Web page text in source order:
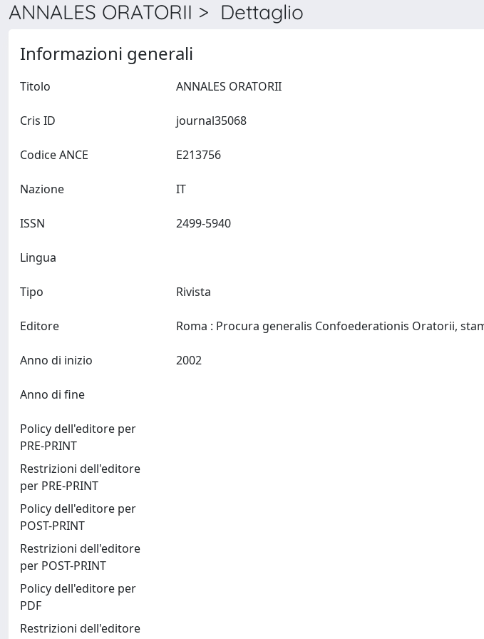
ANNALES ORATORII > Dettaglio
Informazioni generali
Titolo
Cris ID
Codice ANCE
Nazione
ISSN
Lingua
Tipo Rivista
Editore
Anno di inizio
Anno di fine
Policy dell'editore per
PRE-PRINT
Restrizioni dell'editore
per PRE-PRINT
Policy dell'editore per
POST-PRINT
Restrizioni dell'editore
per POST-PRINT
Policy dell'editore per
PDF
Restrizioni dell'editore